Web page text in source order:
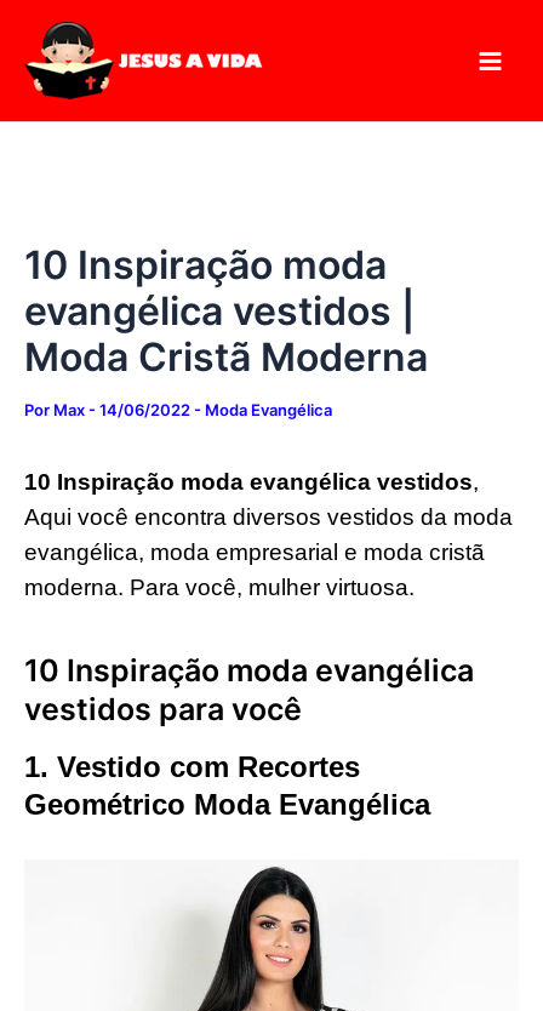
para
conteúdo
10 Inspiração moda
evangélica vestidos |
Moda Cristã Moderna
Por Max-14/06/2022- Moda Evangélica
10 Inspiração moda evangélica vestidos,
Aqui você encontra diversos vestidos da moda
evangélica, moda empresarial e moda cristã
moderna. Para você, mulher virtuosa.
10 Inspiração moda evangélica
vestidos para você
1. Vestido com Recortes
Geométrico Moda Evangélica
seu
e-
mail…